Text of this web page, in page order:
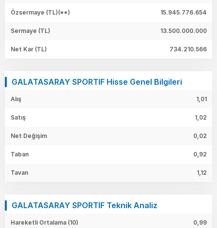
Özsermaye (TL)(**) 15.945.776.654
Sermaye (TL) 13.500.000.000
Net Kar (TL) 734.210.566
GALATASARAY SPORTIF Hisse Genel Bilgileri
Alış 1,01
Satış 1,02
Net Değişim 0,02
Taban 0,92
Tavan 1,12
GALATASARAY SPORTIF Teknik Analiz
Hareketli Ortalama (10) 0,99